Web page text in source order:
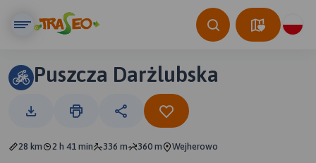
Puszcza Darżlubska
28 km 2 h 41 min 336 m 360 m Wejherowo